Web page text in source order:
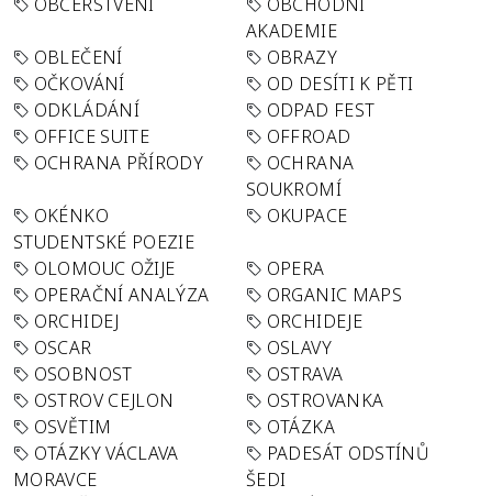
AKADEMIE
OBLEČENÍ
OBRAZY
OČKOVÁNÍ
OD DESÍTI K PĚTI
ODKLÁDÁNÍ
ODPAD FEST
OFFICE SUITE
OFFROAD
OCHRANA PŘÍRODY
OCHRANA
SOUKROMÍ
OKÉNKO
STUDENTSKÉ POEZIE
OKUPACE
OLOMOUC OŽIJE
OPERA
OPERAČNÍ ANALÝZA
ORGANIC MAPS
ORCHIDEJ
ORCHIDEJE
OSCAR
OSLAVY
OSOBNOST
OSTRAVA
OSTROV CEJLON
OSTROVANKA
OSVĚTIM
OTÁZKA
OTÁZKY VÁCLAVA
MORAVCE
PADESÁT ODSTÍNŮ
ŠEDI